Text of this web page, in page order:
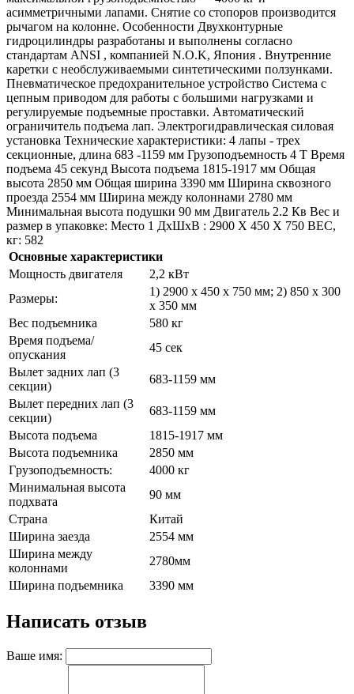
асимметричными лапами. Снятие со стопоров производится
рычагом на колонне. Особенности Двухконтурные
гидроцилиндры разработаны и выполнены согласно
стандартам ANSI , компанией N.O.K, Япония . Внутренние
каретки с необслуживаемыми синтетическими ползунками.
Пневматическое предохранительное устройство Система с
цепным приводом для работы с большими нагрузками и
регулируемые подъемные проставки. Автоматический
ограничитель подъема лап. Электрогидравлическая силовая
установка Технические характеристики: 4 лапы - трех
секционные, длина 683 -1159 мм Грузоподъемность 4 T Время
подъема 45 секунд Высота подъема 1815-1917 мм Общая
высота 2850 мм Общая ширина 3390 мм Ширина сквозного
проезда 2554 мм Ширина между колоннами 2780 мм
Минимальная высота подушки 90 мм Двигатель 2.2 Кв Вес и
размер в упаковке: Место 1 ДхШхВ : 2900 X 450 X 750 ВЕС,
кг: 582
Основные характеристики
Moщнocть двигaтeля
2,2 кВт
Paзмepы:
1) 2900 х 450 х 750 мм; 2) 850 х 300
х 350 мм
Вес подъемника
580 кг
Время подъема/
опускания
45 сек
Вылет задних лап (3
секции)
683-1159 мм
Вылет передних лап (3
секции)
683-1159 мм
Высота подъема
1815-1917 мм
Высота подъемника
2850 мм
Гpузoпoдъeмнocть:
4000 кг
Минимальная высота
подхвата
90 мм
Страна
Китай
Ширина заезда
2554 мм
Ширина между
колоннами
2780мм
Ширина подъемника
3390 мм
Написать отзыв
Ваше имя: